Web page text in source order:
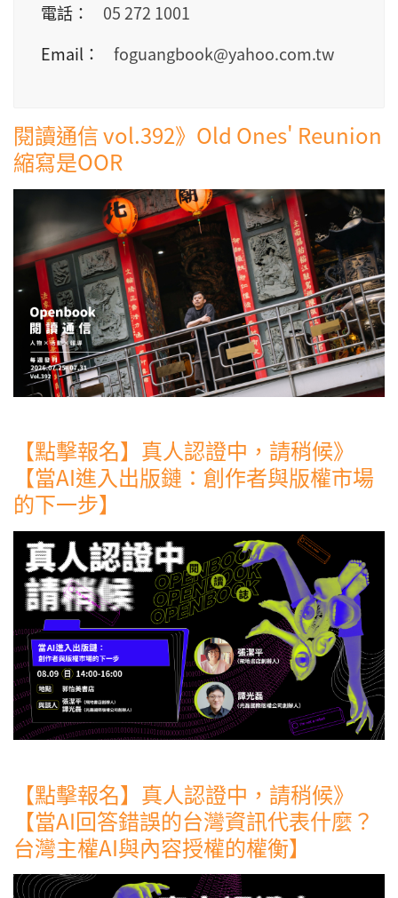
電話：
05 272 1001
Email：
foguangbook@yahoo.com.tw
閱讀通信 vol.392》Old Ones' Reunion
縮寫是OOR
【點擊報名】真人認證中，請稍候》
【當AI進入出版鏈：創作者與版權市場
的下一步】
【點擊報名】真人認證中，請稍候》
【當AI回答錯誤的台灣資訊代表什麼？
台灣主權AI與內容授權的權衡】